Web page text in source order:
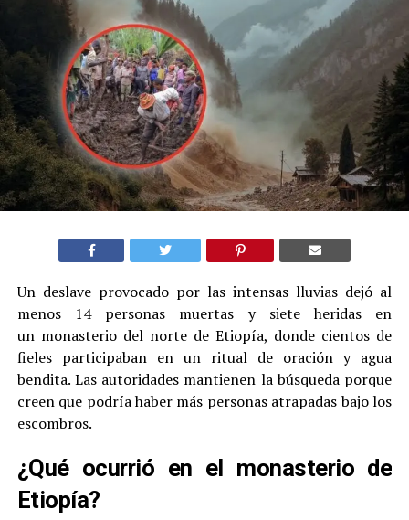
Un deslave provocado por las intensas lluvias dejó al
menos 14 personas muertas y siete heridas en
un monasterio del norte de Etiopía, donde cientos de
fieles participaban en un ritual de oración y agua
bendita. Las autoridades mantienen la búsqueda porque
creen que podría haber más personas atrapadas bajo los
escombros.
¿Qué ocurrió en el monasterio de
Etiopía?